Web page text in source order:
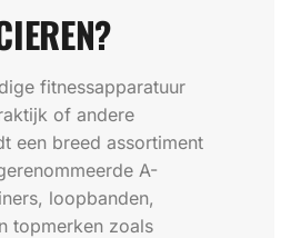
fitnessapparatuur
of andere
een breed assortiment
A-
loopbanden,
topmerken zoals